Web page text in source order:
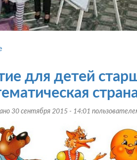
валеологии
для
старших
дошкольников:
в
страну
Чувств»
для детей
30 сентября 2015 - 14:01